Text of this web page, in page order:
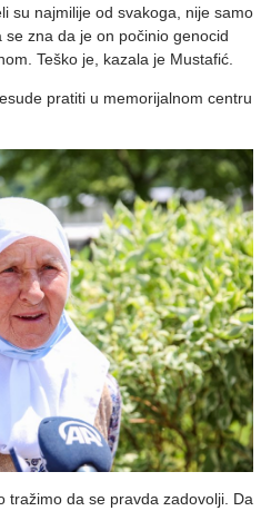
su najmilije od svakoga, nije samo
zna da je on počinio genocid
Teško je, kazala je Mustafić.
pratiti u memorijalnom centru
tražimo da se pravda zadovolji. Da